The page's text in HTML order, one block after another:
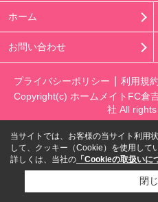
ホーム
お問い合わせ
プライバシーポリシー 利用規約
Copyright(c) ホームメイトFC倉
社 All rights
当サイトでは、お客様の当サイト利用
して、クッキー（Cookie）を使用して
詳しくは、当社の 「Cookieの取扱いに
閉